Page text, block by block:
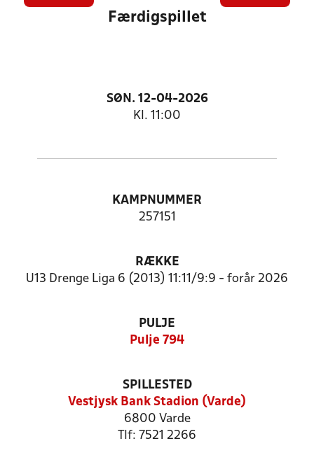
Færdigspillet
SØN. 12-04-2026
Kl. 11:00
KAMPNUMMER
257151
RÆKKE
U13 Drenge Liga 6 (2013) 11:11/9:9 - forår 2026
PULJE
Pulje 794
SPILLESTED
Vestjysk Bank Stadion (Varde)
6800 Varde
Tlf: 7521 2266